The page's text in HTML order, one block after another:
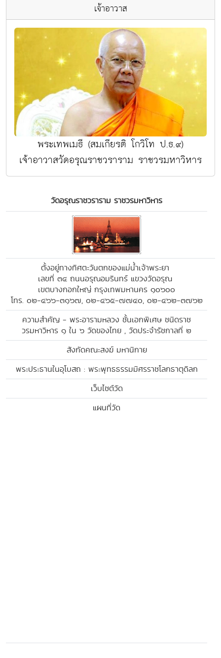
เจ้าอาวาส
พระเทพเมธี (สมเกียรติ โกวิโท ป.ธ.๙)
เจ้าอาวาสวัดอรุณราชวราราม ราชวรมหาวิหาร
วัดอรุณราชวราราม ราชวรมหาวิหาร
ตั้งอยู่ทางทิศตะวันตกของแม่น้ำเจ้าพระยา
เลขที่ ๓๔ ถนนอรุณอมรินทร์ แขวงวัดอรุณ
เขตบางกอกใหญ่ กรุงเทพมหานคร ๑๐๖๐๐
โทร. ๐๒-๔๖๖-๓๑๖๗, ๐๒-๔๖๕-๗๗๔๐, ๐๒-๔๖๒-๓๗๖๒
ความสำคัญ - พระอารามหลวง ชั้นเอกพิเศษ ชนิดราช
วรมหาวิหาร ๑ ใน ๖ วัดของไทย , วัดประจำรัชกาลที่ ๒
สังกัดคณะสงฆ์ มหานิกาย
พระประธานในอุโบสถ : พระพุทธธรรมมิศรราชโลกธาตุดิลก
เว็บไซต์วัด
แผนที่วัด